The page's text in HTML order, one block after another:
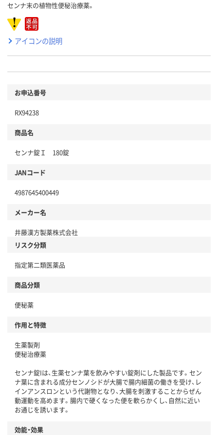
センナ末の植物性便秘治療薬。
アイコンの説明
お申込番号
RX94238
商品名
センナ錠Ｉ 180錠
JANコード
4987645400449
メーカー名
井藤漢方製薬株式会社
リスク分類
指定第二類医薬品
商品分類
便秘薬
作用と特徴
生薬製剤
便秘治療薬
センナ錠Iは、生薬センナ葉を飲みやすい錠剤にした製品です。セン
ナ葉に含まれる成分センノシドが大腸で腸内細菌の働きを受け、レ
インアンスロンという代謝物となり、大腸を刺激することからぜん
動運動を高めます。腸内で硬くなった便を軟らかくし、自然に近い
お通じを誘います。
効能・効果